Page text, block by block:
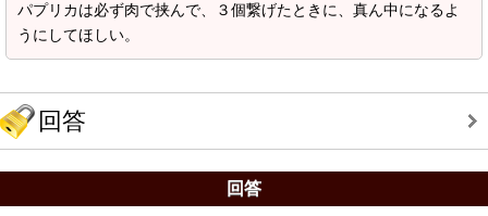
パプリカは必ず肉で挟んで、３個繋げたときに、真ん中になるよ
うにしてほしい。
回答
回答